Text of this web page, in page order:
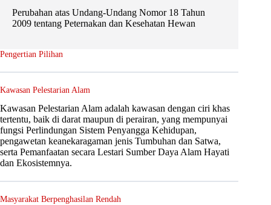
Perubahan atas Undang-Undang Nomor 18 Tahun
2009 tentang Peternakan dan Kesehatan Hewan
Pengertian Pilihan
Kawasan Pelestarian Alam
Kawasan Pelestarian Alam adalah kawasan dengan ciri khas
tertentu, baik di darat maupun di perairan, yang mempunyai
fungsi Perlindungan Sistem Penyangga Kehidupan,
pengawetan keanekaragaman jenis Tumbuhan dan Satwa,
serta Pemanfaatan secara Lestari Sumber Daya Alam Hayati
dan Ekosistemnya.
Masyarakat Berpenghasilan Rendah